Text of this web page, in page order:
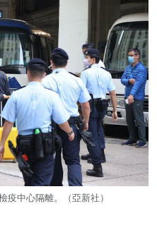
疫中心隔離。（亞新社）